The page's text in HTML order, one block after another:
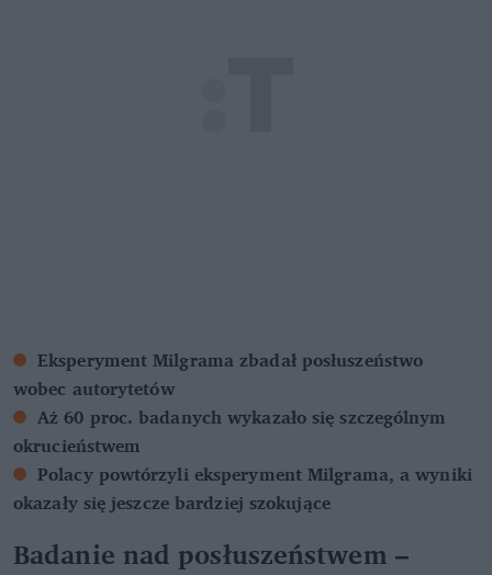
Eksperyment Milgrama zbadał posłuszeństwo
wobec autorytetów
Aż 60 proc. badanych wykazało się szczególnym
okrucieństwem
Polacy powtórzyli eksperyment Milgrama, a wyniki
okazały się jeszcze bardziej szokujące
Badanie nad posłuszeństwem –